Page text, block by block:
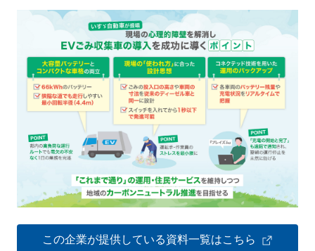
この企業が提供している資料一覧はこちら